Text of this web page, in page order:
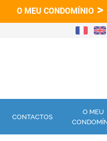
O MEU CONDOMÍNIO>
CONTACTOS
O MEU